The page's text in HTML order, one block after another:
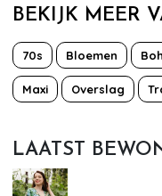
BEKIJK MEER
70s Bloemen
Maxi Overslag
LAATST